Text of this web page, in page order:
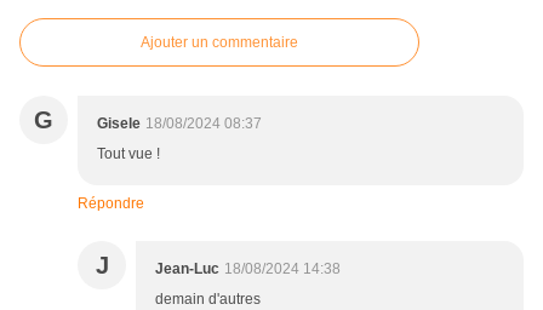
Ajouter un commentaire
G Gisele 18/08/2024 08:37
Tout vue !
Répondre
J Jean-Luc 18/08/2024 14:38
demain d'autres